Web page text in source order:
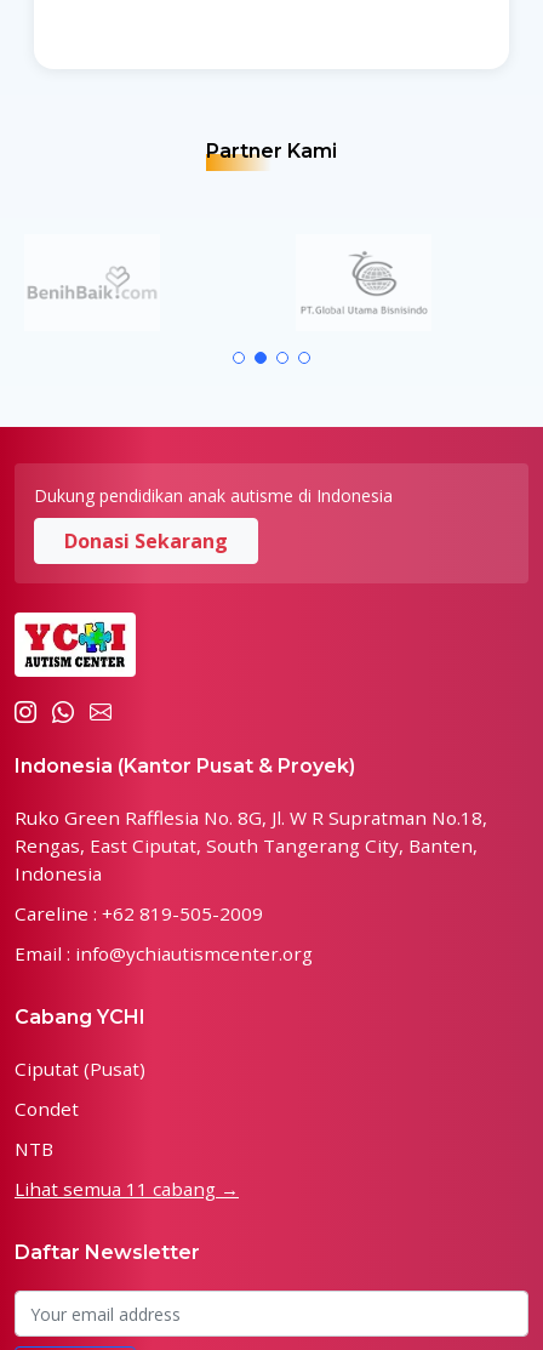
Partner Kami
Dukung pendidikan anak autisme di Indonesia
Donasi Sekarang
Indonesia (Kantor Pusat & Proyek)
Ruko Green Rafflesia No. 8G, Jl. W R Supratman No.18,
Rengas, East Ciputat, South Tangerang City, Banten,
Indonesia
Careline : +62 819-505-2009
Email : info@ychiautismcenter.org
Cabang YCHI
Ciputat (Pusat)
Condet
NTB
Lihat semua 11 cabang →
Daftar Newsletter